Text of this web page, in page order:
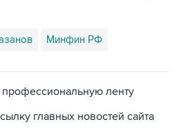
Минфин РФ
профессиональную ленту
главных новостей сайта